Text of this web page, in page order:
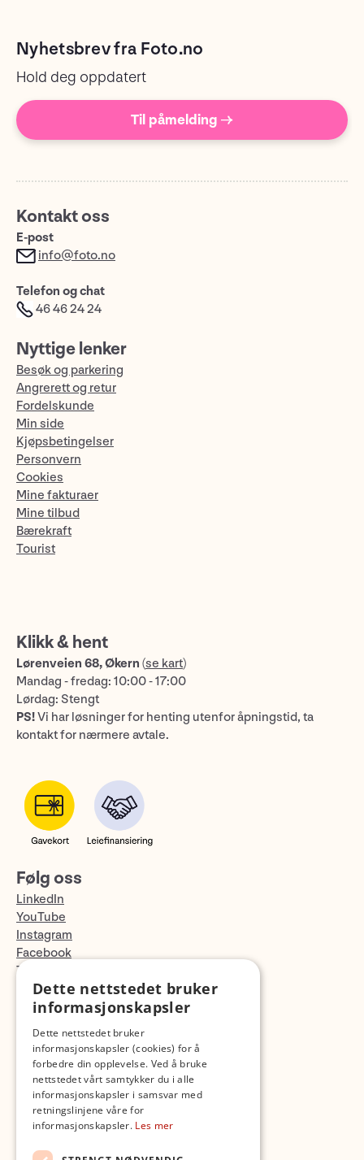
Nyhetsbrev fra Foto.no
Hold deg oppdatert
Til påmelding →
Kontakt oss
E-post
info@foto.no
Telefon og chat
46 46 24 24
Nyttige lenker
Besøk og parkering
Angrerett og retur
Fordelskunde
Min side
Kjøpsbetingelser
Personvern
Cookies
Mine fakturaer
Mine tilbud
Bærekraft
Tourist
Klikk & hent
Lørenveien 68, Økern (se kart)
Mandag - fredag: 10:00 - 17:00
Lørdag: Stengt
PS!Vi har løsninger for henting utenfor åpningstid, ta
kontakt for nærmere avtale.
Følg oss
LinkedIn
YouTube
Instagram
Facebook
TikTok
Fotopodden
Dette nettstedet bruker
informasjonskapsler
Dette nettstedet bruker
informasjonskapsler (cookies) for å
forbedre din opplevelse. Ved å bruke
nettstedet vårt samtykker du i alle
informasjonskapsler i samsvar med
retningslinjene våre for
informasjonskapsler. Les mer